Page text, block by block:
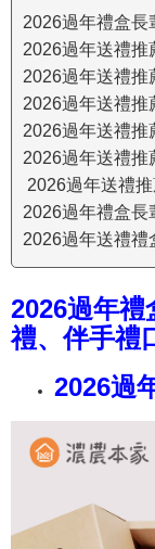
2026過年禮盒長
2026過年送禮推
2026過年送禮推
2026過年送禮推
2026過年送禮推
2026過年送禮推
2026過年送禮
2026過年禮盒長
2026過年送禮禮
2026過年禮
禮、伴手禮
2026過